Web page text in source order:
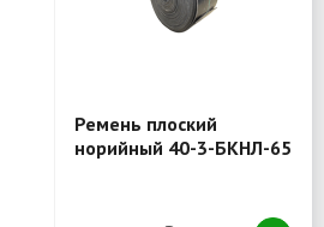
Ремень плоский
норийный 40-3-БКНЛ-65